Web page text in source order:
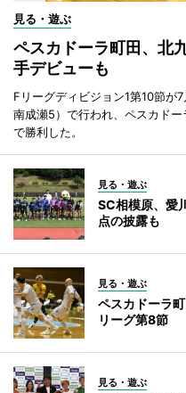
見る・遊ぶ
ペスカドーラ町田、北
手デビューも
Fリーグディビジョン1第10節が
南成瀬5）で行われ、ペスカド
で勝利した。
見る・遊ぶ
SC相模原、愛
点の披露も
見る・遊ぶ
ペスカドーラ
リーグ第8節
見る・遊ぶ